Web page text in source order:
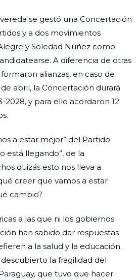
se gestó una Concertación
y a dos movimientos
y Soledad Núñez como
A diferencia de otras
alianzas, en caso de
abril, la Concertación durará
y para ello acordaron 12
a estar mejor” del Partido
está llegando”, de la
quizás esto nos lleva a
creer que vamos a estar
cambio?
a las que ni los gobiernos
han sabido dar respuestas
a la salud y la educación.
la fragilidad del
que tuvo que hacer